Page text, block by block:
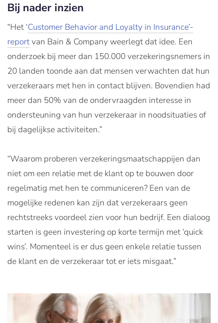
Bij nader inzien
“Het ‘Customer Behavior and Loyalty in Insurance’-
reportvan Bain & Company weerlegt dat idee. Een
onderzoek bij meer dan 150.000 verzekeringsnemers in
20 landen toonde aan dat mensen verwachten dat hun
verzekeraars met hen in contact blijven. Bovendien had
meer dan 50% van de ondervraagden interesse in
ondersteuning van hun verzekeraar in noodsituaties of
bij dagelijkse activiteiten.”
“Waarom proberen verzekeringsmaatschappijen dan
niet om een relatie met de klant op te bouwen door
regelmatig met hen te communiceren? Een van de
mogelijke redenen kan zijn dat verzekeraars geen
rechtstreeks voordeel zien voor hun bedrijf. Een dialoog
starten is geen investering op korte termijn met ‘quick
wins’. Momenteel is er dus geen enkele relatie tussen
de klant en de verzekeraar tot er iets misgaat.”